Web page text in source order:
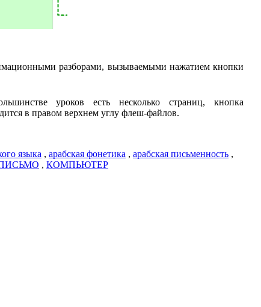
разборами, вызываемыми нажатием кнопки
уроков есть несколько страниц, кнопка
в правом верхнем углу флеш-файлов.
языка , арабская фонетика , арабская письменность ,
, КОМПЬЮТЕР